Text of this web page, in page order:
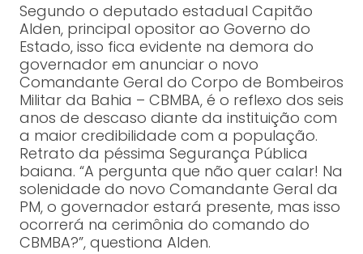
Segundo o deputado estadual Capitão
Alden, principal opositor ao Governo do
Estado, isso fica evidente na demora do
governador em anunciar o novo
Comandante Geral do Corpo de Bombeiros
Militar da Bahia – CBMBA, é o reflexo dos seis
anos de descaso diante da instituição com
a maior credibilidade com a população.
Retrato da péssima Segurança Pública
baiana. “A pergunta que não quer calar! Na
solenidade do novo Comandante Geral da
PM, o governador estará presente, mas isso
ocorrerá na cerimônia do comando do
CBMBA?”, questiona Alden.